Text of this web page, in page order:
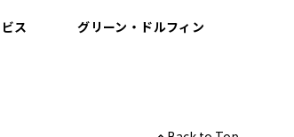
ス グリーン・ドルフィン